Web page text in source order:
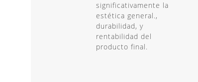
significativamente la
estética general.,
durabilidad, y
rentabilidad del
producto final.